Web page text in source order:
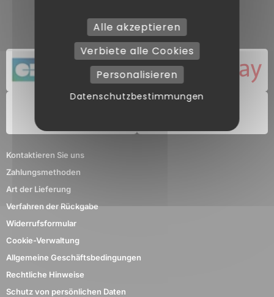
Kontaktieren Sie uns
Zahlungsmethoden
Art der Lieferung
Verfahren der Rückgabe
Widerrufsformular
Cookie-Verwaltung
Allgemeine Geschäftsbedingungen
Rechtliche Hinweise
Schutz von persönlichen Daten
Alle akzeptieren
Verbiete alle Cookies
Personalisieren
Datenschutzbestimmungen